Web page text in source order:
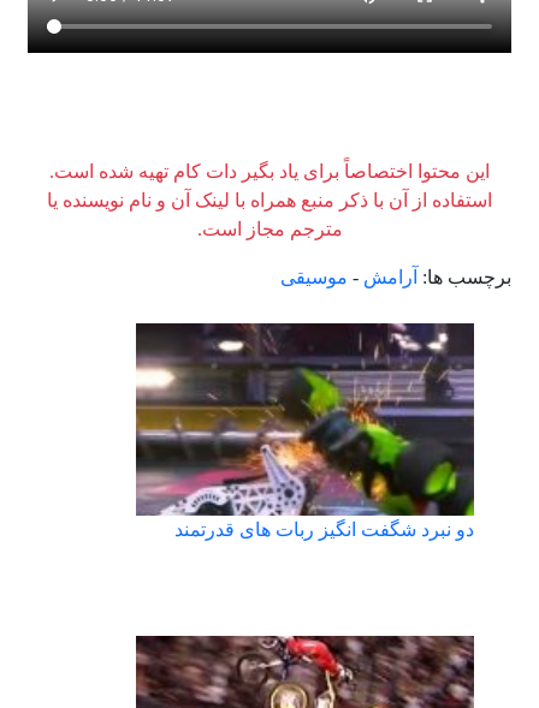
این محتوا اختصاصاً برای یاد بگیر دات کام تهیه شده است.
استفاده از آن با ذکر منبع همراه با لینک آن و نام نویسنده یا
مترجم مجاز است.
برچسب ها: آرامش - موسیقی
دو نبرد شگفت انگیز ربات های قدرتمند